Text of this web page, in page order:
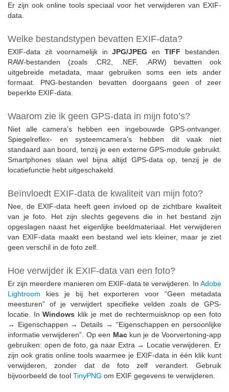
Er zijn ook online tools speciaal voor het verwijderen van EXIF-
data.
Welke bestandstypen bevatten EXIF-data?
EXIF-data zit voornamelijk inJPG/JPEG enTIFF bestanden.
RAW-bestanden (zoals .CR2, .NEF, .ARW) bevatten ook
uitgebreide metadata, maar gebruiken soms een iets ander
formaat. PNG-bestanden bevatten doorgaans geen of zeer
beperkte EXIF-data.
Waarom zie ik geen GPS-data in mijn foto’s?
Niet alle camera’s hebben een ingebouwde GPS-ontvanger.
Spiegelreflex- en systeemcamera’s hebben dit vaak niet
standaard aan boord, tenzij je een externe GPS-module gebruikt.
Smartphones slaan wel bijna altijd GPS-data op, tenzij je de
locatiefunctie hebt uitgeschakeld.
Beïnvloedt EXIF-data de kwaliteit van mijn foto?
Nee, de EXIF-data heeft geen invloed op de zichtbare kwaliteit
van je foto. Het zijn slechts gegevens die in het bestand zijn
opgeslagen naast het eigenlijke beeldmateriaal. Het verwijderen
van EXIF-data maakt een bestand wel iets kleiner, maar je ziet
geen verschil in de foto zelf.
Hoe verwijder ik EXIF-data van een foto?
Er zijn meerdere manieren om EXIF-data te verwijderen. In Adobe
Lightroom kies je bij het exporteren voor “Geen metadata
meesturen” of je verwijdert specifieke velden zoals de GPS-
locatie. InWindows klik je met de rechtermuisknop op een foto
→ Eigenschappen → Details → “Eigenschappen en persoonlijke
informatie verwijderen”. Op een Mackun je de Voorvertoning-app
gebruiken: open de foto, ga naar Extra → Locatie verwijderen. Er
zijn ook gratis online tools waarmee je EXIF-data in één klik kunt
verwijderen, zonder dat de foto zelf verandert. Gebruik
bijvoorbeeld de tool TinyPNG om EXIF gegevens te verwijderen.